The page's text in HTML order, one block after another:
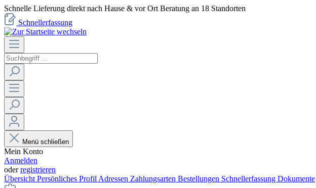
Schnelle Lieferung direkt nach Hause & vor Ort Beratung an 18 Standorten
Schnellerfassung
Menü schließen
Mein Konto
Anmelden
oderregistrieren
Übersicht Persönliches Profil Adressen Zahlungsarten Bestellungen Schnellerfassung Dokumente